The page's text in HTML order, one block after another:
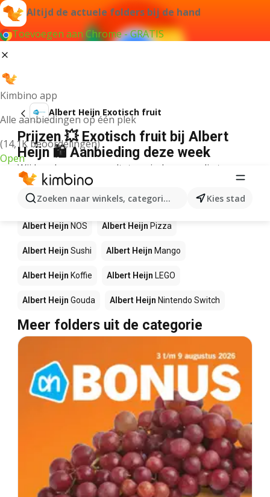
Altijd de actuele folders bij de hand
Toevoegen aan Chrome - GRATIS
Kimbino app
Alle aanbiedingen op één plek
(14,1K beoordelingen)
Open
Zoeken naar winkels, categorieën, producten...
Kies stad
Albert Heijn Exotisch fruit
Prijzen 💥 Exotisch fruit bij Albert
Heijn 🛍️ Aanbieding deze week
Wij konden geen resultaten vinden voor die term.
Andere producten in winkels Albert
Heijn
Albert Heijn NOS Albert Heijn Pizza
Albert Heijn Sushi Albert Heijn Mango
Albert Heijn Koffie Albert Heijn LEGO
Albert Heijn Gouda Albert Heijn Nintendo Switch
Meer folders uit de categorie